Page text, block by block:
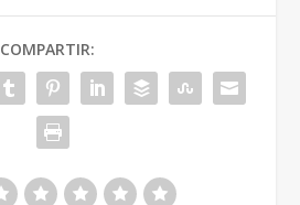
COMPARTIR: